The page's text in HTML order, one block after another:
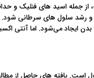
رشد سلول های سرطانی شود.
می‌شود. اما آنتی
است. یافته های حاصل از